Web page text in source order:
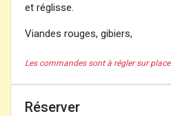
et réglisse.
Viandes rouges, gibiers,
Les commandes sont à régler sur place
Réserver